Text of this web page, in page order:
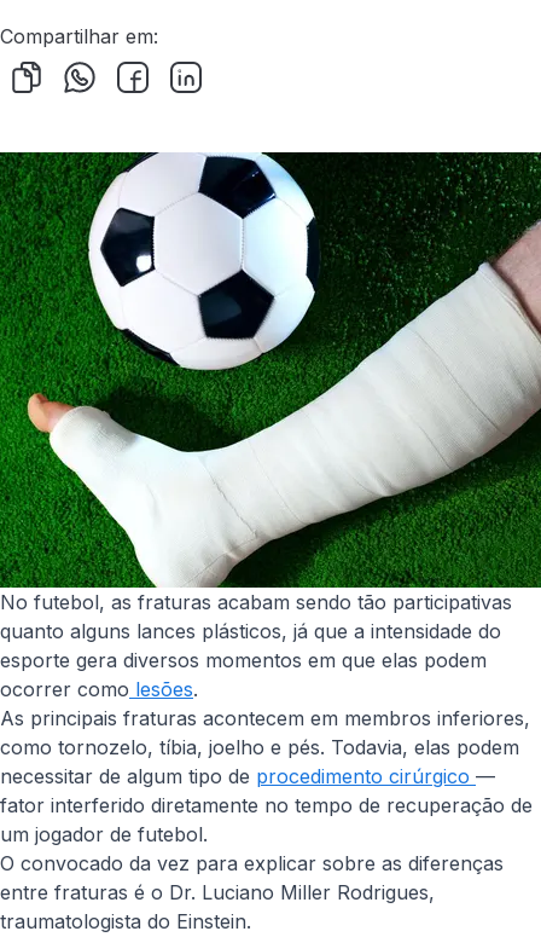
Compartilhar em:
No futebol, as fraturas acabam sendo tão participativas
quanto alguns lances plásticos, já que a intensidade do
esporte gera diversos momentos em que elas podem
ocorrer como lesões.
As principais fraturas acontecem em membros inferiores,
como tornozelo, tíbia, joelho e pés. Todavia, elas podem
necessitar de algum tipo de procedimento cirúrgico —
fator interferido diretamente no tempo de recuperação de
um jogador de futebol.
O convocado da vez para explicar sobre as diferenças
entre fraturas é o Dr. Luciano Miller Rodrigues,
traumatologista do Einstein.